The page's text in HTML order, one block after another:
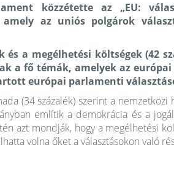
közzétette az „EU:
amely az uniós polgárok
és a megélhetési költségek (42
a fő témák, amelyek az
európai parlamenti
(34 százalék) szerint a nemzetközi
említik a demokrácia és a
azt mondják, hogy a megélhetési
volna őket a választásokon való